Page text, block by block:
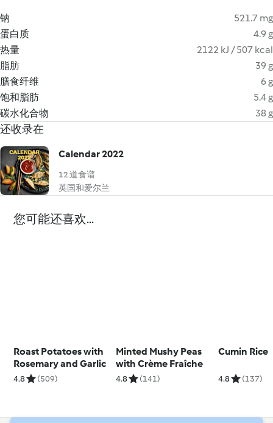
钠
521.7 mg
蛋白质
4.9 g
热量
2122 kJ / 507 kcal
脂肪
39 g
膳食纤维
6 g
饱和脂肪
5.4 g
碳水化合物
38 g
还收录在
Calendar 2022
12 道食谱
英国和爱尔兰
您可能还喜欢...
Roast Potatoes with
Rosemary and Garlic
4.8 (509)
Minted Mushy Peas
with Crème Fraîche
4.8 (141)
Cumin Rice
4.8 (137)